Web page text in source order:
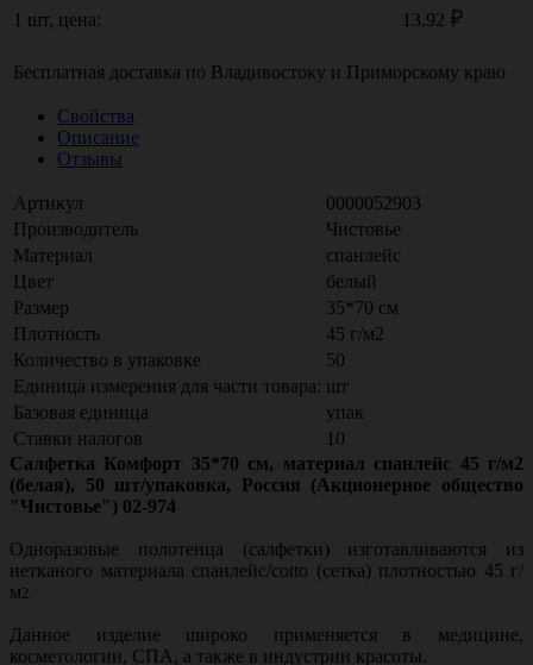
1 шт, цена: 13.92
Бесплатная доставка по Владивостоку и Приморскому краю
Свойства
Описание
Отзывы
Артикул
0000052903
Производитель
Чистовье
Материал
спанлейс
Цвет
белый
Размер
35*70 см
Плотность
45 г/м2
Количество в упаковке
50
Единица измерения для части товара: шт
Базовая единица
упак
Ставки налогов
10
Салфетка Комфорт 35*70 см, материал спанлейс 45 г/м2
(белая), 50 шт/упаковка, Россия (Акционерное общество
"Чистовье") 02-974
Одноразовые полотенца (салфетки) изготавливаются из
нетканого материала спанлейс/cotto (сетка) плотностью 45 г/
м2.
Данное изделие широко применяется в медицине,
косметологии, СПА, а также в индустрии красоты.